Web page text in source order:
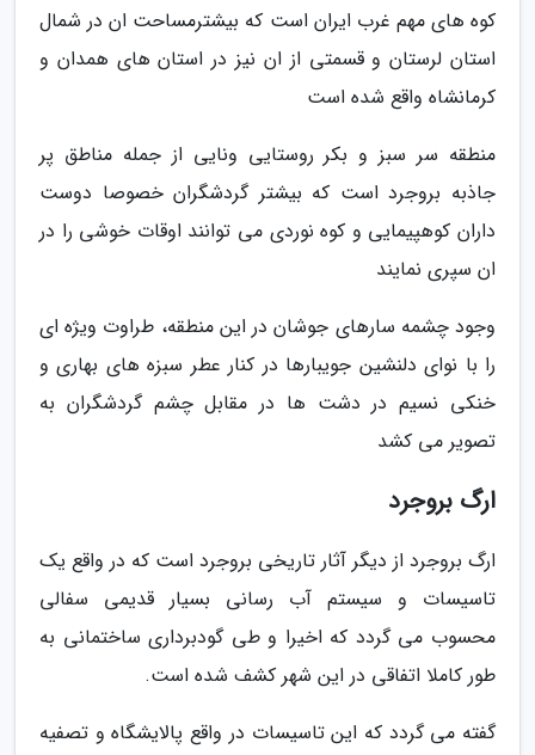
کوه های مهم غرب ایران است که بیشترمساحت ان در شمال
استان لرستان و قسمتی از ان نیز در استان های همدان و
کرمانشاه واقع شده است
منطقه سر سبز و بکر روستایی ونایی از جمله مناطق پر
جاذبه بروجرد است که بیشتر گردشگران خصوصا دوست
داران کوهپیمایی و کوه نوردی می توانند اوقات خوشی را در
ان سپری نمایند
وجود چشمه سارهای جوشان در این منطقه، طراوت ویژه ای
را با نوای دلنشین جویبارها در کنار عطر سبزه های بهاری و
خنکی نسیم در دشت ها در مقابل چشم گردشگران به
تصویر می کشد
ارگ بروجرد
ارگ بروجرد از دیگر آثار تاریخی بروجرد است که در واقع یک
تاسیسات و سیستم آب رسانی بسیار قدیمی سفالی
محسوب می گردد که اخیرا و طی گودبرداری ساختمانی به
طور کاملا اتفاقی در این شهر کشف شده است.
گفته می گردد که این تاسیسات در واقع پالایشگاه و تصفیه